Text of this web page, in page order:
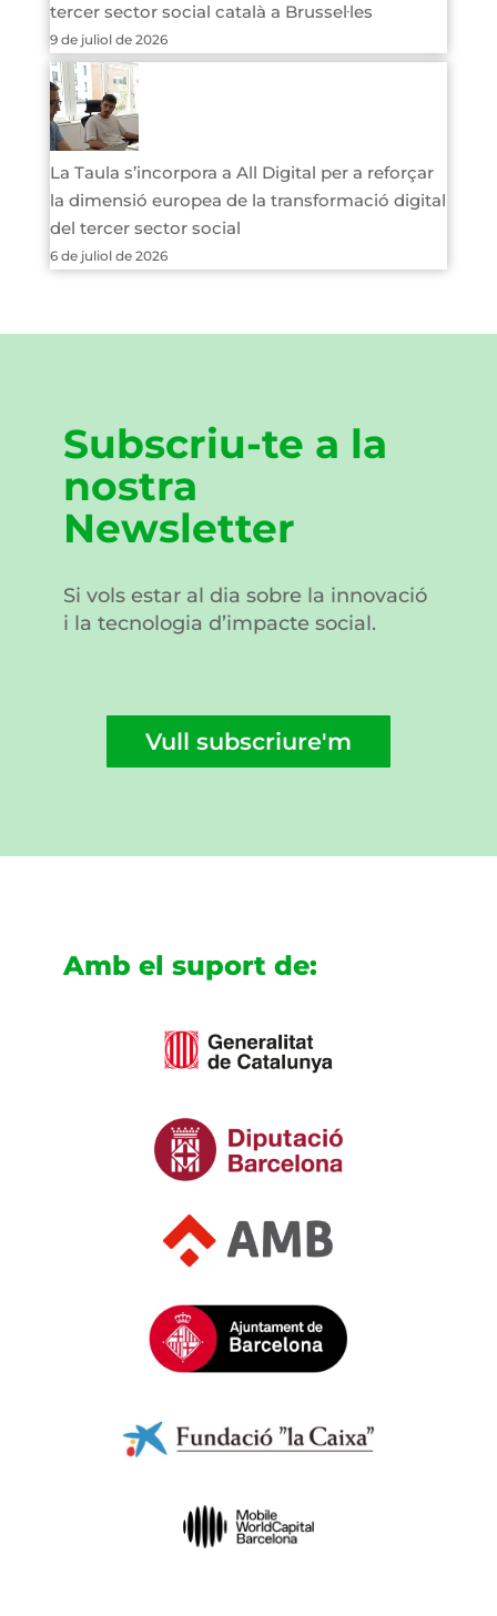
tercer sector social català a Brussel·les
9 de juliol de 2026
La Taula s’incorpora a All Digital per a reforçar
la dimensió europea de la transformació digital
del tercer sector social
6 de juliol de 2026
Subscriu-te a la
nostra
Newsletter
Si vols estar al dia sobre la innovació
i la tecnologia d’impacte social.
Vull subscriure'm
Amb el suport de: